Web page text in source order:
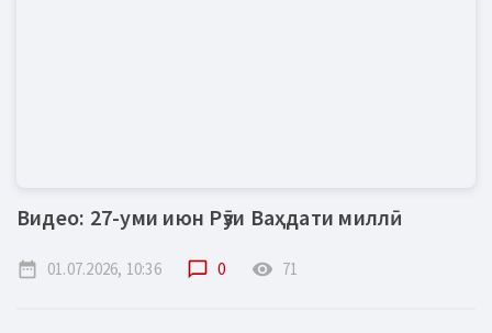
Видео: 27-уми июн Рӯзи Ваҳдати миллӣ
date_range 01.07.2026, 10:36 chat_bubble_outline 0 remove_red_eye 71